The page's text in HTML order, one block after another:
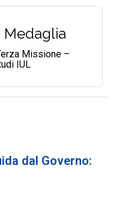
Medaglia
Missione –
IUL
dal Governo: